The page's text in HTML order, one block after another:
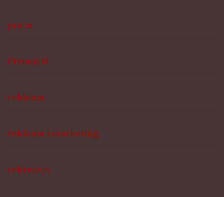
praca
Przemysł
reklama
reklama i marketing
rekreacja